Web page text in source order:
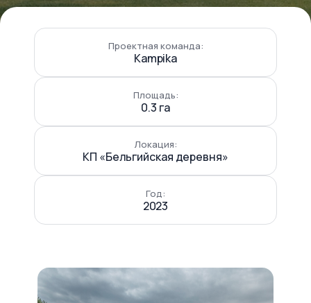
Проектная команда:
Kampika
Площадь:
0.3 га
Локация:
КП «Бельгийская деревня»
Год:
2023